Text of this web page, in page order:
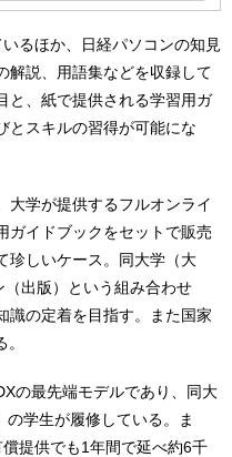
るほか、日経パソコンの知見
解説、用語集などを収録して
と、紙で提供される学習用ガ
とスキルの習得が可能にな
大学が提供するフルオンライ
ガイドブックをセットで販売
珍しいケース。同大学（大
出版）という組み合わせ
識の定着を目指す。また国家
の最先端モデルであり、同大
学生が履修している。ま
提供でも1年間で延べ約6千